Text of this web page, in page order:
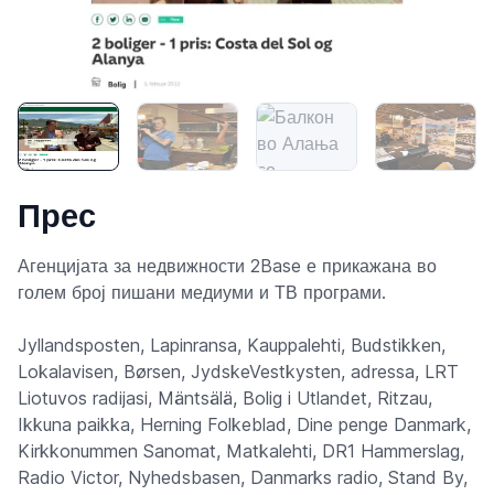
Прес
Агенцијата за недвижности 2Base е прикажана во
голем број пишани медиуми и ТВ програми.
Jyllandsposten, Lapinransa, Kauppalehti, Budstikken,
Lokalavisen, Børsen, JydskeVestkysten, adressa, LRT
Liotuvos radijasi, Mäntsälä, Bolig i Utlandet, Ritzau,
Ikkuna paikka, Herning Folkeblad, Dine penge Danmark,
Kirkkonummen Sanomat, Matkalehti, DR1 Hammerslag,
Radio Victor, Nyhedsbasen, Danmarks radio, Stand By,